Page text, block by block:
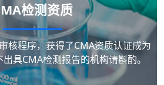
检测资质
核程序，获得了CMA资质认证成为
具CMA检测报告的机构请斟酌。